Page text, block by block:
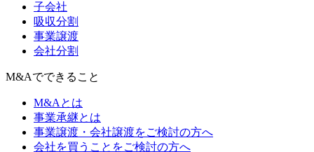
子会社
吸収分割
事業譲渡
会社分割
M&Aでできること
M&Aとは
事業承継とは
事業譲渡・会社譲渡をご検討の方へ
会社を買うことをご検討の方へ